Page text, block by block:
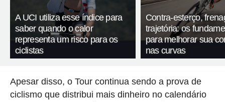
A UCI utiliza esse índice para
saber quando o calor
representa um risco para os
ciclistas
Contra-esterço,
trajetória: os
para melhorar sua
nas curvas
Apesar disso, o Tour continua sendo a prova de
ciclismo que distribui mais dinheiro no calendário